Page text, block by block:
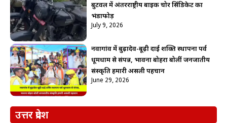
बुटवल में अंतरराष्ट्रीय बाइक चोर सिंडिकेट का
भंडाफोड़
July 9, 2026
नवागांव में बुढ़ादेव-बूढ़ी दाई शक्ति स्थापना पर्व
धूमधाम से संपन्न, भावना बोहरा बोलीं जनजातीय
संस्कृति हमारी असली पहचान
June 29, 2026
उत्तर प्रदेश